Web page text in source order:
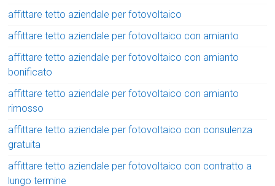
affittare tetto aziendale per fotovoltaico
affittare tetto aziendale per fotovoltaico con amianto
affittare tetto aziendale per fotovoltaico con amianto
bonificato
affittare tetto aziendale per fotovoltaico con amianto
rimosso
affittare tetto aziendale per fotovoltaico con consulenza
gratuita
affittare tetto aziendale per fotovoltaico con contratto a
lungo termine